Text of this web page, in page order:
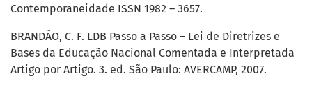
Contemporaneidade ISSN 1982 – 3657.
BRANDÃO, C. F. LDB Passo a Passo – Lei de Diretrizes e
Bases da Educação Nacional Comentada e Interpretada
Artigo por Artigo. 3. ed. São Paulo: AVERCAMP, 2007.